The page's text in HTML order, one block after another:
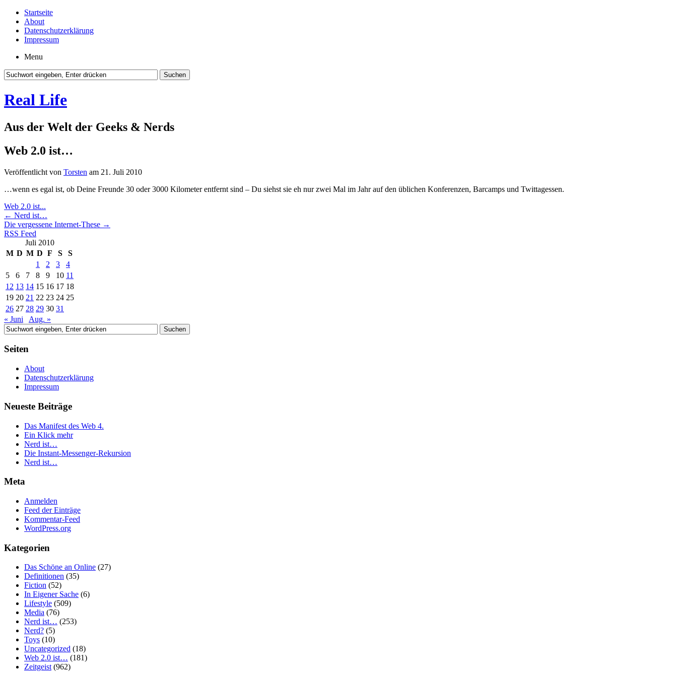
Startseite
About
Datenschutzerklärung
Impressum
Menu
Real Life
Aus der Welt der Geeks & Nerds
Web 2.0 ist…
Veröffentlicht von Torsten am 21. Juli 2010
…wenn es egal ist, ob Deine Freunde 30 oder 3000 Kilometer entfernt sind – Du siehst sie eh nur zwei Mal im Jahr auf den üblichen Konferenzen, Barcamps und Twittagessen.
Web 2.0 ist...
← Nerd ist…
Die vergessene Internet-These →
RSS Feed
Juli 2010
M D M D F S
S
1
2 3
4
5
6 7 8 9 10 11
12 13 14 15 16 17 18
19 20 21 22 23 24 25
26 27 28 29 30 31
« Juni
Aug. »
Seiten
About
Datenschutzerklärung
Impressum
Neueste Beiträge
Das Manifest des Web 4.
Ein Klick mehr
Nerd ist…
Die Instant-Messenger-Rekursion
Nerd ist…
Meta
Anmelden
Feed der Einträge
Kommentar-Feed
WordPress.org
Kategorien
Das Schöne an Online (27)
Definitionen (35)
Fiction (52)
In Eigener Sache (6)
Lifestyle (509)
Media (76)
Nerd ist… (253)
Nerd? (5)
Toys (10)
Uncategorized (18)
Web 2.0 ist… (181)
Zeitgeist(962)